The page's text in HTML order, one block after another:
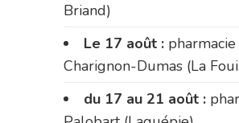
Briand)
Le 17 août : pharmacie
Charignon-Dumas (La
du 17 au 21 août :